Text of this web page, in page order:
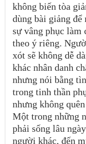
không biến tòa
dùng bài giảng để
sự vâng phục làm
theo ý riêng.
xót sẽ không dễ
khác nhân danh
nhưng nói bằng
trong tinh thần
nhưng không
Một trong những
phải sống lâu
người khác, đến